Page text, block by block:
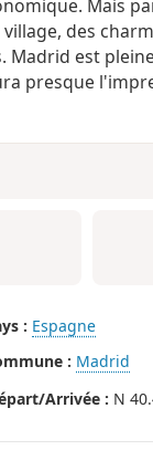
Mais
des
est
presque
: Espagne
: Madrid
Arrivée : N